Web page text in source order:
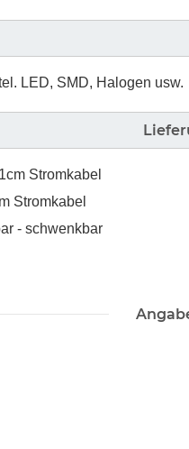
LED, SMD, Halogen usw.
Stromkabel
Stromkabel
- schwenkbar